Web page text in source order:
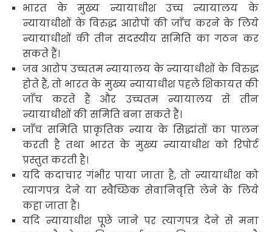
भारत के मुख्य न्यायाधीश उच्च न्यायालय के
न्यायाधीशों के विरुद्ध आरोपों की जाँच करने के लिये
न्यायाधीशों की तीन सदस्यीय समिति का गठन कर
सकते हैं।
जब आरोप उच्चतम न्यायालय के न्यायाधीशों के विरुद्ध
होते हैं, तो भारत के मुख्य न्यायाधीश पहले शिकायत की
जाँच करते हैं और उच्चतम न्यायालय से तीन
न्यायाधीशों की समिति बना सकते हैं।
जाँच समिति प्राकृतिक न्याय के सिद्धांतों का पालन
करती है तथा भारत के मुख्य न्यायाधीश को रिपोर्ट
प्रस्तुत करती है।
यदि कदाचार गंभीर पाया जाता है, तो न्यायाधीश को
त्यागपत्र देने या स्वैच्छिक सेवानिवृत्ति लेने के लिये
कहा जाता है।
यदि न्यायाधीश पूछे जाने पर त्यागपत्र देने से मना